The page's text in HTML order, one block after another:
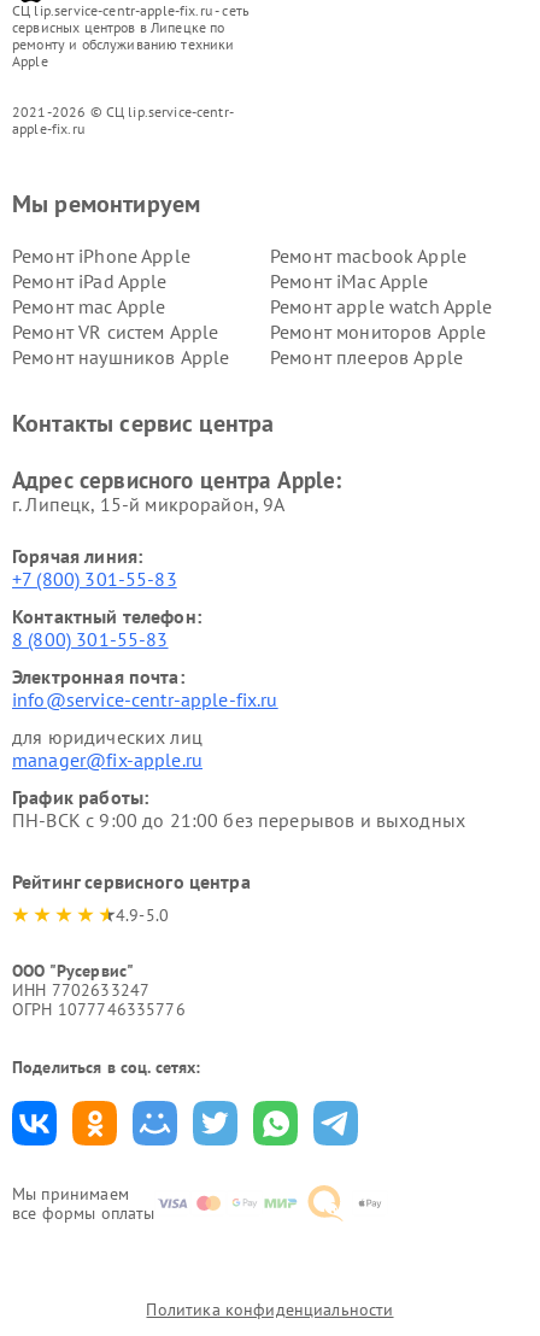
СЦ lip.service-centr-apple-fix.ru - сеть
сервисных центров в Липецке по
ремонту и обслуживанию техники
Apple
2021-2026 © СЦ lip.service-centr-
apple-fix.ru
Мы принимаем
все формы оплаты
Мы ремонтируем
Ремонт iPhone Apple
Ремонт macbook Apple
Ремонт iPad Apple
Ремонт iMac Apple
Ремонт mac Apple
Ремонт apple watch Apple
Ремонт VR систем Apple
Ремонт мониторов Apple
Ремонт наушников Apple
Ремонт плееров Apple
Контакты сервис центра
Адрес сервисного центра Apple:
г. Липецк, 15-й микрорайон, 9А
Горячая линия:
+7 (800) 301-55-83
Контактный телефон:
8 (800) 301-55-83
Электронная почта:
info@service-centr-apple-fix.ru
для юридических лиц
manager@fix-apple.ru
График работы:
ПН-ВСК с 9:00 до 21:00 без перерывов и выходных
Рейтинг сервисного центра
4.9-5.0
ООО "Русервис"
ИНН 7702633247
ОГРН 1077746335776
Поделиться в соц. сетях:
Политика конфиденциальности